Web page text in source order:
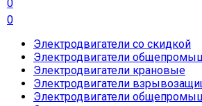
0
0
Электродвигатели со скидкой
Электродвигатели
Электродвигатели крановые
Электродвигатели
Электродвигатели